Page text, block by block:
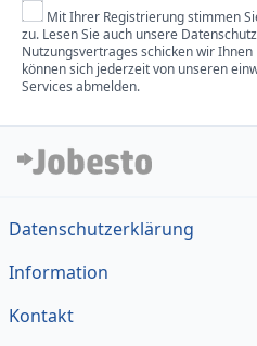
Mit Ihrer Registrierung stimmen
zu. Lesen Sie auch unsere
Nutzungsvertrages schicken wir Ihnen
können sich jederzeit von unseren
Services abmelden.
Datenschutzerklärung
Information
Kontakt